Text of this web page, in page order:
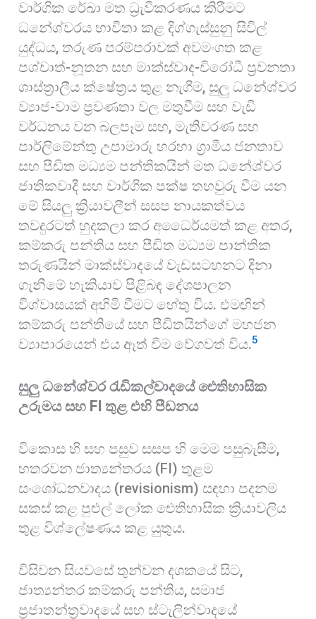
වාර්ගික රේඛා මත ධ්‍රැවීකරණය කිරීමට
ධනේශ්වරය භාවිතා කළ දිග්ගැස්සුනු සිවිල්
යුද්ධය, තරුණ පරම්පරාවක් අවමංගත කළ
පශ්චාත්-නූතන සහ මාක්ස්වාද-විරෝධී ප්‍රවනතා
ශාස්ත්‍රාලීය ක්ෂේත්‍රය තුළ නැගීම, සුලු ධනේශ්වර
ව්‍යාජ-වාම ප්‍රවණතා වල මතුවීම සහ වැඩි
වර්ධනය වන බලපෑම සහ, මැතිවරණ සහ
පාර්ලිමේන්තු උපාමාරු හරහා ග්‍රාමීය ජනතාව
සහ පීඩිත මධ්‍යම පන්තිකයින් මත ධනේශ්වර
ජාතිකවාදී සහ වාර්ගික පක්ෂ තහවුරු වීම යන
මේ සියලු ක්‍රියාවලීන් සසප නායකත්වය
තවදුරටත් හුදකලා කර අධෛර්යමත් කළ අතර,
කම්කරු පන්තිය සහ පීඩිත මධ්‍යම පාන්තික
තරුණයින් මාක්ස්වාදයේ වැඩසටහනට දිනා
ගැනීමේ හැකියාව පිළිබඳ දේශපාලන
විශ්වාසයක් අහිමි වීමට හේතු විය. එමඟින්
කම්කරු පන්තියේ සහ පීඩිතයින්ගේ මහජන
ව්‍යාපාරයෙන් එය ඈත් වීම වේගවත් විය.5
සුලු ධනේශ්වර රැඩිකල්වාදයේ ඓතිහාසික
උරුමය සහ FI තුළ එහි පීඩනය
විකොස හි සහ පසුව සසප හි මෙම පසුබැසීම,
හතරවන ජාත්‍යන්තරය (FI) තුළම
සංශෝධනවාදය (revisionism) සඳහා පදනම
සකස් කළ පුළුල් ලෝක ඓතිහාසික ක්‍රියාවලිය
තුළ විශ්ලේෂණය කළ යුතුය.
විසිවන සියවසේ තුන්වන දශකයේ සිට,
ජාත්‍යන්තර කම්කරු පන්තිය, සමාජ
ප්‍රජාතන්ත්‍රවාදයේ සහ ස්ටැලින්වාදයේ